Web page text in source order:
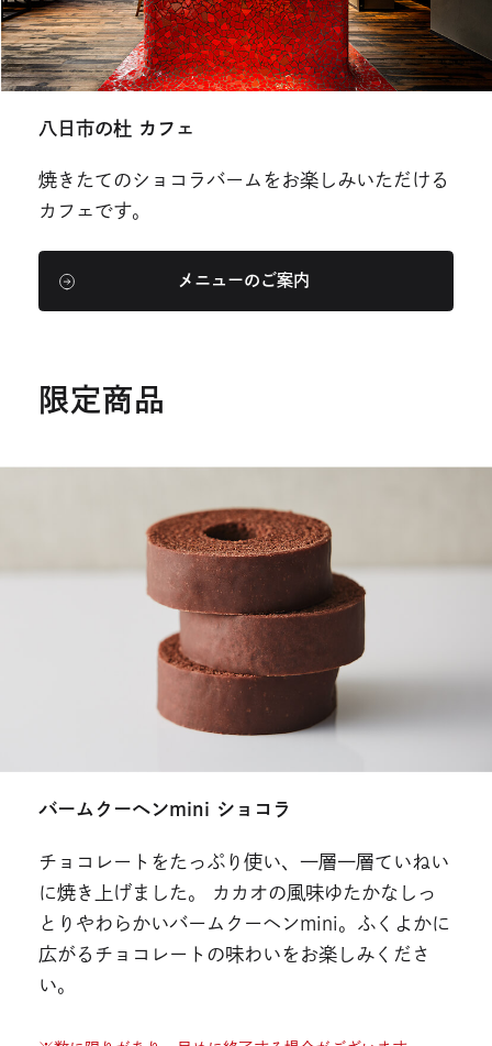
八日市の杜 カフェ
焼きたてのショコラバームをお楽しみいただける
カフェです。
メニューのご案内
限定商品
バームクーヘンmini ショコラ
チョコレートをたっぷり使い、一層一層ていねい
に焼き上げました。 カカオの風味ゆたかなしっ
とりやわらかいバームクーヘンmini。ふくよかに
広がるチョコレートの味わいをお楽しみくださ
い。